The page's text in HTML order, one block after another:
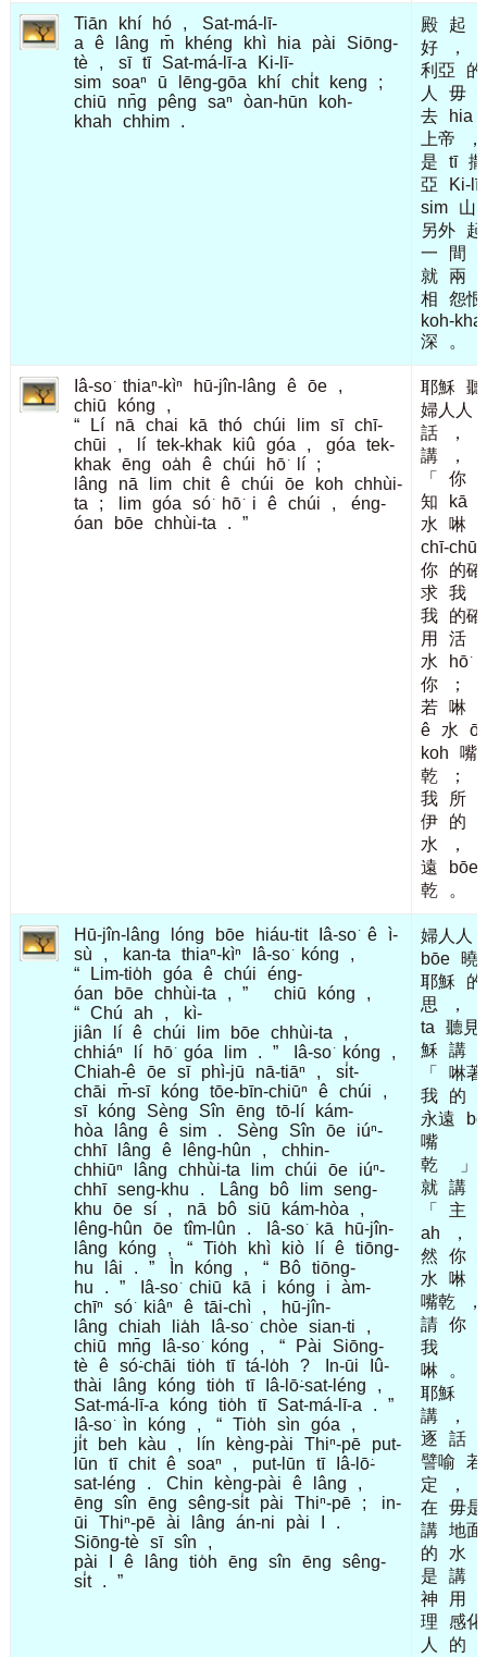
Tiān khí hó ,
Sat-má-lī-
a
ê lâng m̄ khéng khì hia pài
Siōng-
tè
, sī tī Sat-má-lī-a
Ki-lī-
sim soaⁿ ū lēng-gōa khí chi̍t keng
;
chiū
nn̄g pêng saⁿ òan-hūn
koh-
khah
chhim .
殿
起
好
，
利亞
的
人
毋
去
hia
上帝
，
是
tī
亞
Ki-lī-
sim
山
另外
起
一
間
就
兩
相
怨恨
koh-
深
。
Iâ-so͘ thiaⁿ-kìⁿ hū-jîn-lâng ê ōe
,
chiū
kóng
,
“
Lí nā chai kā thó chúi lim sī chī-
chūi
, lí tek-khak kiû góa , góa
tek-
khak ēng oa̍h ê chúi hō͘ lí
;
lâng
nā lim chit ê chúi ōe koh
chhùi-
ta
; lim góa só͘ hō͘ i ê chúi ,
éng-
óan
bōe chhùi-ta . ”
耶穌
聽
婦人人
話
，
講
，
「
你
知
kā
水
啉
chī-chūi
你
的確
求 我
我
的確
用
活
水
hō͘
你
；
若
啉
ê
水
koh
嘴
乾
；
我
所
伊
的
水
，
遠
bōe
乾
。
Hū-jîn-lâng lóng bōe hiáu-tit Iâ-so͘ ê
ì-
sù
, kan-ta thiaⁿ-kìⁿ Iâ-so͘ kóng
,
“
Lim-tio̍h góa ê chúi
éng-
óan
bōe chhùi-ta , ” chiū kóng
,
“ Chú ah ,
kì-
jiân
lí ê chúi lim bōe chhùi-ta
,
chhiáⁿ
lí hō͘ góa lim . ” Iâ-so͘ kóng
,
Chiah-ê ōe sī phì-jū nā-tiāⁿ ,
si̍t-
chāi
m̄-sī kóng tōe-bīn-chiūⁿ ê chúi
,
sī
kóng Sèng Sîn ēng tō-lí
kám-
hòa
lâng ê sim . Sèng Sîn ōe
iúⁿ-
chhī
lâng ê lêng-hûn ,
chhin-
chhiūⁿ
lâng chhùi-ta lim chúi ōe
iúⁿ-
chhī seng-khu . Lâng bô lim seng-
khu
ōe sí , nā bô siū kám-hòa
,
lêng-hûn
ōe tîm-lûn . Iâ-so͘ kā
hū-jîn-
lâng
kóng , “ Tio̍h khì kiò lí ê tiōng-
hu
lâi . ” Ìn kóng , “ Bô tiōng-
hu
. ” Iâ-so͘ chiū kā i kóng i
àm-
chīⁿ
só͘ kiâⁿ ê tāi-chì ,
hū-jîn-
lâng
chiah lia̍h Iâ-so͘ chòe sian-ti
,
chiū
mn̄g Iâ-so͘ kóng , “ Pài
Siōng-
tè ê só͘-chāi tio̍h tī tá-lo̍h ? In-ūi
Iû-
thài
lâng kóng tio̍h tī Iâ-lō͘-sat-léng
,
Sat-má-lī-a
kóng tio̍h tī Sat-má-lī-a .
”
Iâ-so͘
ìn kóng , “ Tio̍h sìn góa
,
ji̍t
beh kàu , lín kèng-pài Thiⁿ-pē
put-
lūn
tī chit ê soaⁿ , put-lūn tī
Iâ-lō͘-
sat-léng
. Chin kèng-pài ê lâng
,
ēng
sîn ēng sêng-si̍t pài Thiⁿ-pē ;
in-
ūi
Thiⁿ-pē ài lâng án-ni pài
.
Siōng-tè sī sîn
,
pài
ê lâng tio̍h ēng sîn ēng
sêng-
si̍t
. ”
婦人人
bōe
曉
耶穌
的
思
，
ta
聽見
穌
講
「
啉著
我
的
永遠
嘴
乾
」
就 講
「
主
ah
，
然
你
水
啉
嘴乾
，
請 你
我
啉
。
耶穌
講
，
逐
話
譬喻
若
定
，
在
毋是
講 地面
的
水
是
講
神
用
理
感化
人
的